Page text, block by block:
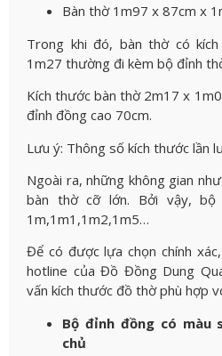
Bàn thờ 1m97 x 87cm x
Trong khi đó, bàn thờ có
1m27 thường đi kèm bộ đỉnh
Kích thước bàn thờ 2m17 x
đỉnh đồng cao 70cm.
Lưu ý: Thông số kích thước lần
Ngoài ra, những không gian
bàn thờ cỡ lớn. Bởi vậy,
1m,1m1,1m2,1m5…
Để có được lựa chọn chính
hotline của Đồ Đồng Dung
vấn kích thước đồ thờ phù hợp
Bộ đỉnh đồng có màu
chủ